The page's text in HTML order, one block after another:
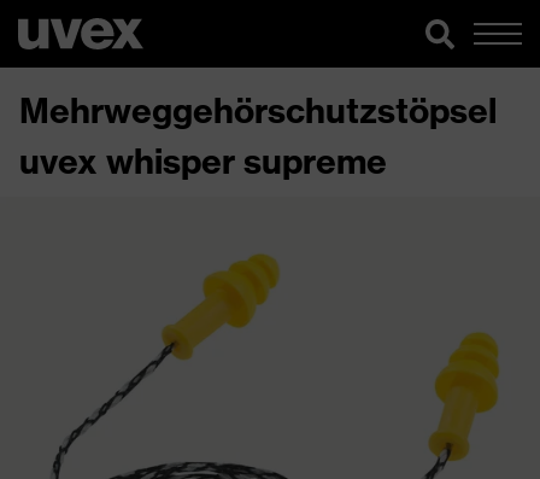
Mehrweggehörschutzstöpsel
uvex whisper supreme